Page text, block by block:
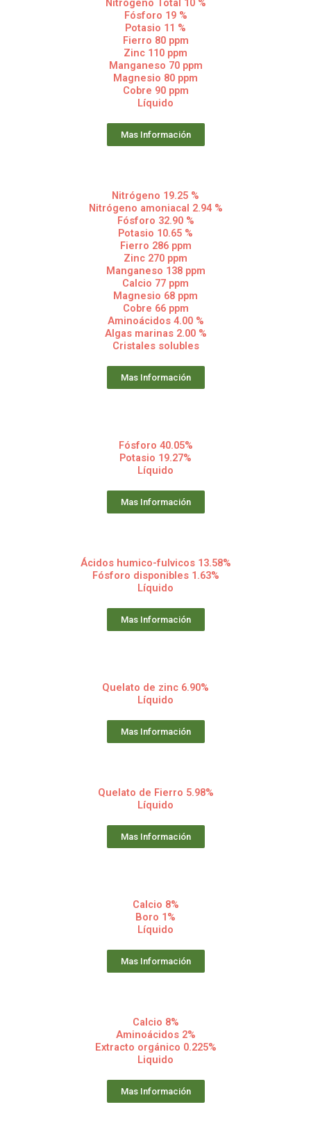
Nitrógeno Total 10 %
Fósforo 19 %
Potasio 11 %
Fierro 80 ppm
Zinc 110 ppm
Manganeso 70 ppm
Magnesio 80 ppm
Cobre 90 ppm
Líquido
Mas Información
Nitrógeno 19.25 %
Nitrógeno amoniacal 2.94 %
Fósforo 32.90 %
Potasio 10.65 %
Fierro 286 ppm
Zinc 270 ppm
Manganeso 138 ppm
Calcio 77 ppm
Magnesio 68 ppm
Cobre 66 ppm
Aminoácidos 4.00 %
Algas marinas 2.00 %
Cristales solubles
Mas Información
Fósforo 40.05%
Potasio 19.27%
Líquido
Mas Información
Ácidos humico-fulvicos 13.58%
Fósforo disponibles 1.63%
Líquido
Mas Información
Quelato de zinc 6.90%
Líquido
Mas Información
Quelato de Fierro 5.98%
Líquido
Mas Información
Calcio 8%
Boro 1%
Líquido
Mas Información
Calcio 8%
Aminoácidos 2%
Extracto orgánico 0.225%
Liquido
Mas Información